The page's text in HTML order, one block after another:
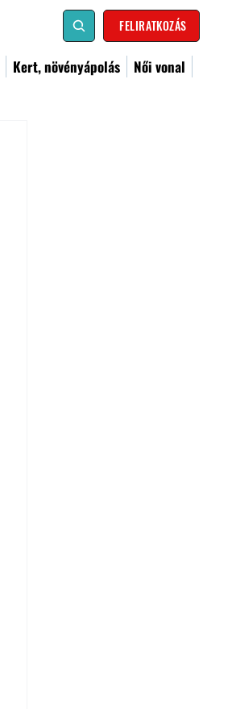
FELIRATKOZÁS
Kert, növényápolás
Női vonal